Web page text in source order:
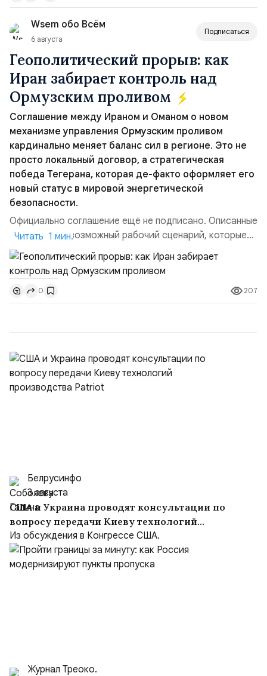
вопрос о собственном ядерном вооружении на
всеобщее обозрение, одновреме...
Wsem обо Всём
6 августа
Подписаться
Геополитический прорыв: как
Иран забирает контроль над
Ормузским проливом
Соглашение между Ираном и Оманом о новом
механизме управления Ормузским проливом
кардинально меняет баланс сил в регионе. Это не
просто локальный договор, а стратегическая
победа Тегерана, которая де-факто оформляет его
новый статус в мировой энергетической
безопасности.
Официально соглашение ещё не подписано. Описанные
пункты — это возможный рабочий сценарий, которые
скорее всего будут реализованы.Разбираем ключевые
тезисы и последствия этого соглашения:. 1. Новые
доли контроля (75 на 25). Было: Ранее Иран и Оман
контролировали пролив на паритетных началах —
50/50. Стало: Новое соглашение закрепляет за
Читать 1 мин.
0 207
Белрусинфо
3 августа
США и Украина проводят консультации по
вопросу передачи Киеву технологий
производства Patriot
Из обсуждения в Конгрессе США.
Журнал Треоко.